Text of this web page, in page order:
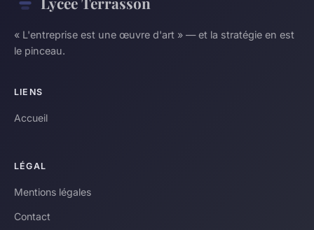
« L'entreprise est une œuvre d'art » — et la stratégie en est
le pinceau.
LIENS
Accueil
LÉGAL
Mentions légales
Contact